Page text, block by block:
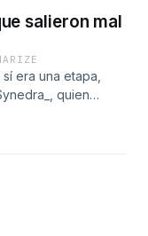
salieron mal
era una etapa,
quien
la producción del
¡y justo en su
de
con nosotros!